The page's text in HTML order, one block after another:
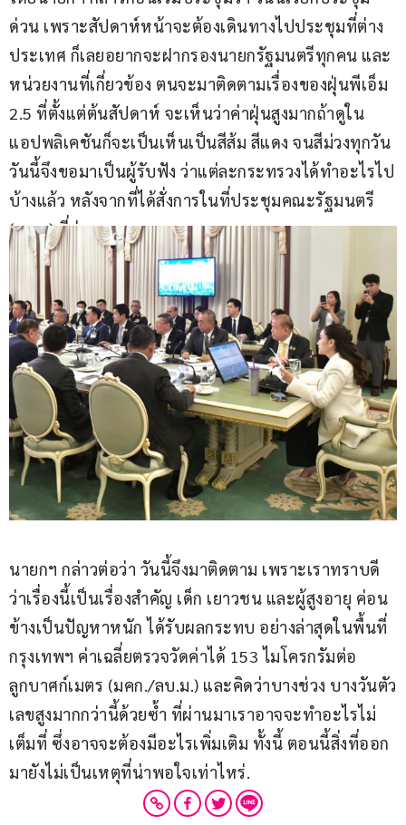
ด่วน เพราะสัปดาห์หน้าจะต้องเดินทางไปประชุมที่ต่าง
ประเทศ ก็เลยอยากจะฝากรองนายกรัฐมนตรีทุกคน และ
หน่วยงานที่เกี่ยวข้อง ตนจะมาติดตามเรื่องของฝุ่นพีเอ็ม
2.5 ที่ตั้งแต่ต้นสัปดาห์ จะเห็นว่าค่าฝุ่นสูงมากถ้าดูใน
แอปพลิเคชันก็จะเป็นเห็นเป็นสีส้ม สีแดง จนสีม่วงทุกวัน
วันนี้จึงขอมาเป็นผู้รับฟัง ว่าแต่ละกระทรวงได้ทำอะไรไป
บ้างแล้ว หลังจากที่ได้สั่งการในที่ประชุมคณะรัฐมนตรี
(ครม.) ที่ผ่านมา
นายกฯ กล่าวต่อว่า วันนี้จึงมาติดตาม เพราะเราทราบดี
ว่าเรื่องนี้เป็นเรื่องสำคัญ เด็ก เยาวชน และผู้สูงอายุ ค่อน
ข้างเป็นปัญหาหนัก ได้รับผลกระทบ อย่างล่าสุดในพื้นที่
กรุงเทพฯ ค่าเฉลี่ยตรวจวัดค่าได้ 153 ไมโครกรัมต่อ
ลูกบาศก์เมตร (มคก./ลบ.ม.) และคิดว่าบางช่วง บางวันตัว
เลขสูงมากกว่านี้ด้วยซ้ำ ที่ผ่านมาเราอาจจะทำอะไรไม่
เต็มที่ ซึ่งอาจจะต้องมีอะไรเพิ่มเติม ทั้งนี้ ตอนนี้สิ่งที่ออก
มายังไม่เป็นเหตุที่น่าพอใจเท่าไหร่.